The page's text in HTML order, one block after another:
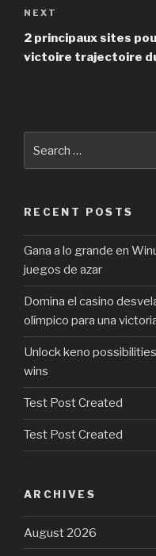
Next
Post
NEXT
2 principaux sites
victoire trajectoire
RECENT POSTS
Gana a lo grande en
juegos de azar
Domina el casino
olímpico para una
Unlock keno
wins
Test Post Created
Test Post Created
ARCHIVES
August 2026